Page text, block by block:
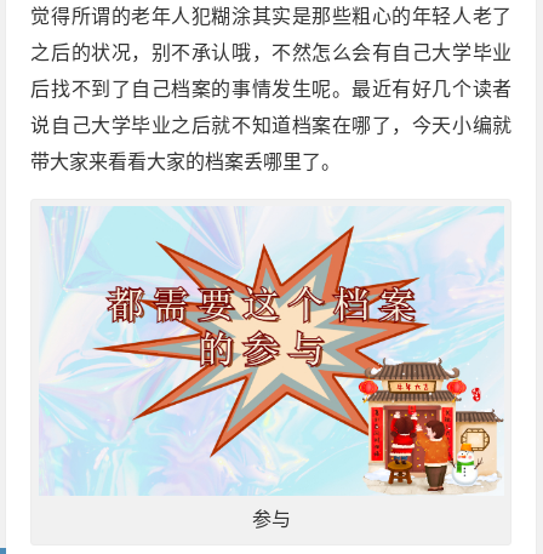
觉得所谓的老年人犯糊涂其实是那些粗心的年轻人老了
之后的状况，别不承认哦，不然怎么会有自己大学毕业
后找不到了自己档案的事情发生呢。最近有好几个读者
说自己大学毕业之后就不知道档案在哪了，今天小编就
带大家来看看大家的档案丢哪里了。
参与